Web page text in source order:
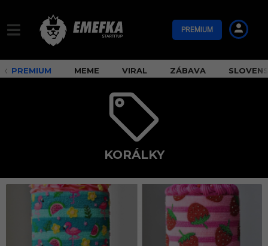
PREMIUM
PREMIUM MEME VIRAL ZÁBAVA
KORÁLKY